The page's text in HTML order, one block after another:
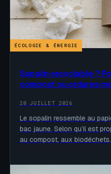
ÉCOLOGIE & ÉNERGIE
Sopalin recyclable ?
compost ou ordures
20 JUILLET 2026
Le sopalin ressemble au
bac jaune. Selon qu’il est
au compost, aux